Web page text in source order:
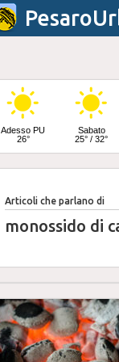
Adesso PU
26°
Sabato
25° / 32°
Lunedì
24° / 33°
Articoli che parlano di
monossido di